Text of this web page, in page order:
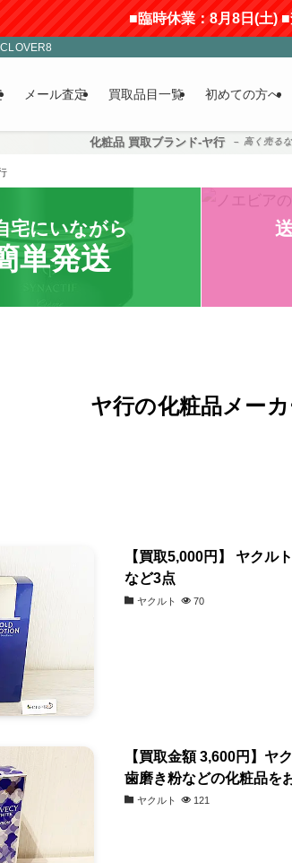
■臨時休業：8月8日(土) ■査定：LINEと
メール査定 買取品目一覧 初めての方へ
化粧品 買取ブランド-ヤ行 – 高く売る
宅にいながら
単発送
ヤ行の化粧品メー
【買取5,000円】 ヤクル
など3点
ヤクルト 70
【買取金額 3,600円】ヤ
歯磨き粉などの化粧品を
ヤクルト 121